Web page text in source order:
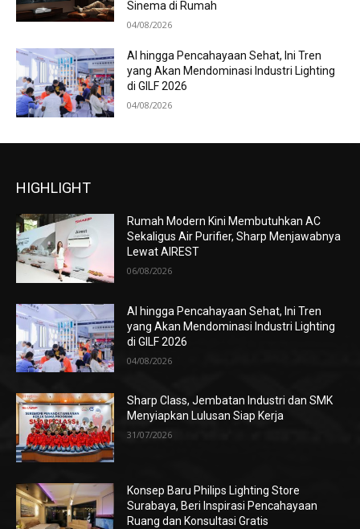
Sinema di Rumah
04/08/2026
AI hingga Pencahayaan Sehat, Ini Tren
yang Akan Mendominasi Industri Lighting
di GILF 2026
04/08/2026
HIGHLIGHT
Rumah Modern Kini Membutuhkan AC
Sekaligus Air Purifier, Sharp Menjawabnya
Lewat AIREST
06/08/2026
AI hingga Pencahayaan Sehat, Ini Tren
yang Akan Mendominasi Industri Lighting
di GILF 2026
04/08/2026
Sharp Class, Jembatan Industri dan SMK
Menyiapkan Lulusan Siap Kerja
31/07/2026
Konsep Baru Philips Lighting Store
Surabaya, Beri Inspirasi Pencahayaan
Ruang dan Konsultasi Gratis